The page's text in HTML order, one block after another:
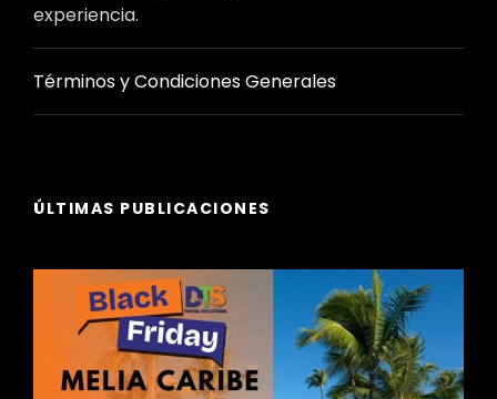
experiencia.
Términos y Condiciones Generales
ÚLTIMAS PUBLICACIONES